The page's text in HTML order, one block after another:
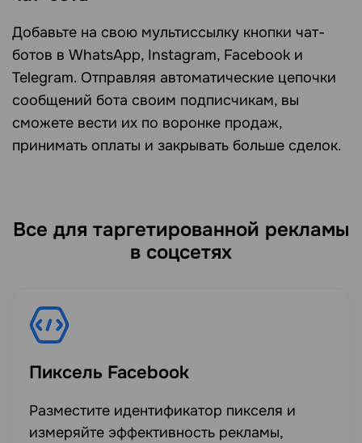
Добавьте на свою мультиссылку кнопки чат-
ботов в WhatsApp, Instagram, Facebook и
Telegram. Отправляя автоматические цепочки
сообщений бота своим подписчикам, вы
сможете вести их по воронке продаж,
принимать оплаты и закрывать больше сделок.
Все для таргетированной рекламы
в соцсетях
Пиксель Facebook
Разместите идентификатор пикселя и
измеряйте эффективность рекламы,